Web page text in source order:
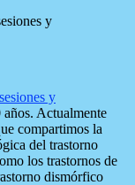
y
y
Actualmente
compartimos la
del trastorno
los trastornos de
dismórfico